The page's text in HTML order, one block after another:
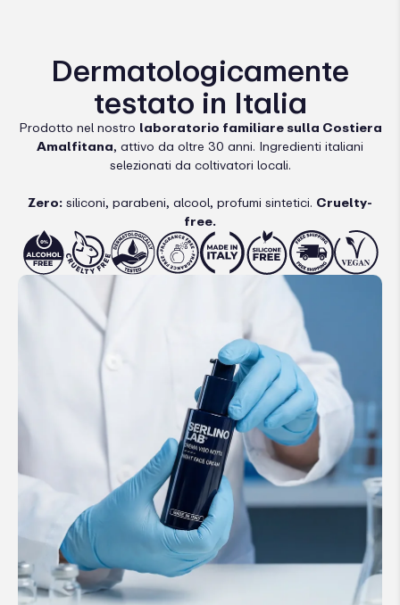
Dermatologicamente
testato in Italia
Prodotto nel nostro laboratorio familiare sulla Costiera
Amalfitana, attivo da oltre 30 anni. Ingredienti italiani
selezionati da coltivatori locali.
Zero: siliconi, parabeni, alcool, profumi sintetici. Cruelty-
free.